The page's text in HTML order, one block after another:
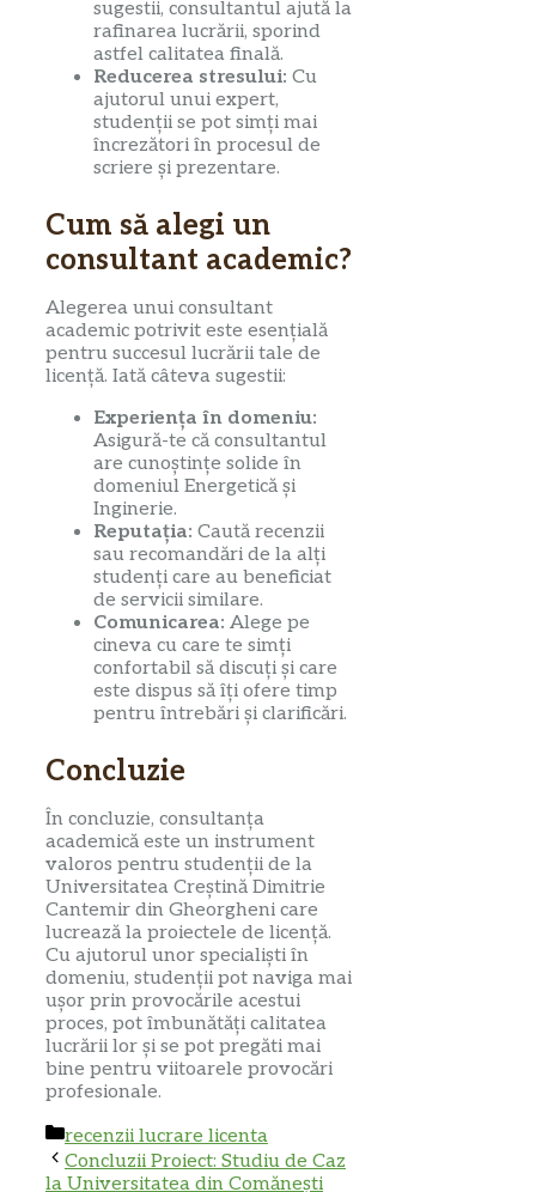
sugestii, consultantul ajută la
rafinarea lucrării, sporind
astfel calitatea finală.
Reducerea stresului: Cu
ajutorul unui expert,
studenții se pot simți mai
încrezători în procesul de
scriere și prezentare.
Cum să alegi un
consultant academic?
Alegerea unui consultant
academic potrivit este esențială
pentru succesul lucrării tale de
licență. Iată câteva sugestii:
Experiența în domeniu:
Asigură-te că consultantul
are cunoștințe solide în
domeniul Energetică și
Inginerie.
Reputația: Caută recenzii
sau recomandări de la alți
studenți care au beneficiat
de servicii similare.
Comunicarea: Alege pe
cineva cu care te simți
confortabil să discuți și care
este dispus să îți ofere timp
pentru întrebări și clarificări.
Concluzie
În concluzie, consultanța
academică este un instrument
valoros pentru studenții de la
Universitatea Creștină Dimitrie
Cantemir din Gheorgheni care
lucrează la proiectele de licență.
Cu ajutorul unor specialiști în
domeniu, studenții pot naviga mai
ușor prin provocările acestui
proces, pot îmbunătăți calitatea
lucrării lor și se pot pregăti mai
bine pentru viitoarele provocări
profesionale.
Categorii
recenzii lucrare licenta
Concluzii Proiect: Studiu de Caz
la Universitatea din Comănești